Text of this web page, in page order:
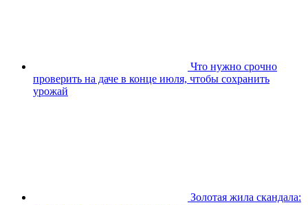
Что нужно срочно
проверить на даче в конце июля, чтобы сохранить
урожай
Золотая жила скандала: